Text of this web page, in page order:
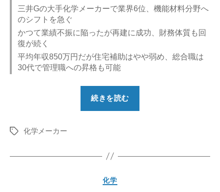
三井Gの大手化学メーカーで業界6位、機能材料分野へ
のシフトを急ぐ
かつて業績不振に陥ったが再建に成功、財務体質も回
復が続く
平均年収850万円だが住宅補助はやや弱め、総合職は
30代で管理職への昇格も可能
続きを読む
化
タ
化学メーカー
カ
化学